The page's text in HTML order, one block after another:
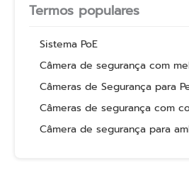
Termos populares
Sistema PoE
Câmera de segurança com
Câmeras de Segurança para
Câmeras de segurança com
Câmera de segurança para